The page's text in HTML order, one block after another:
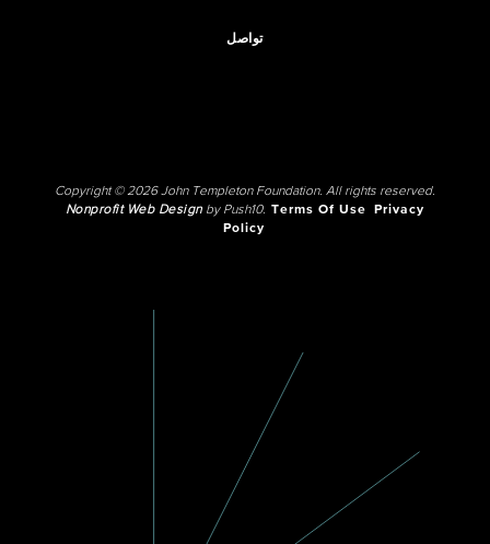
تواصل
Copyright © 2026 John Templeton Foundation. All rights reserved.
Nonprofit Web Designby Push10. Terms Of Use
Privacy
Policy